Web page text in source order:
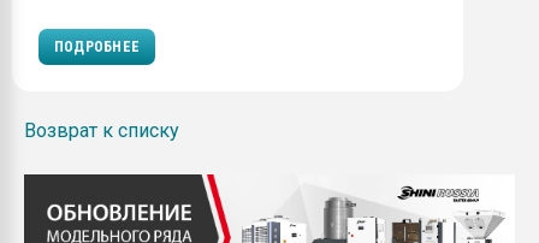
ПОДРОБНЕЕ
Возврат к списку